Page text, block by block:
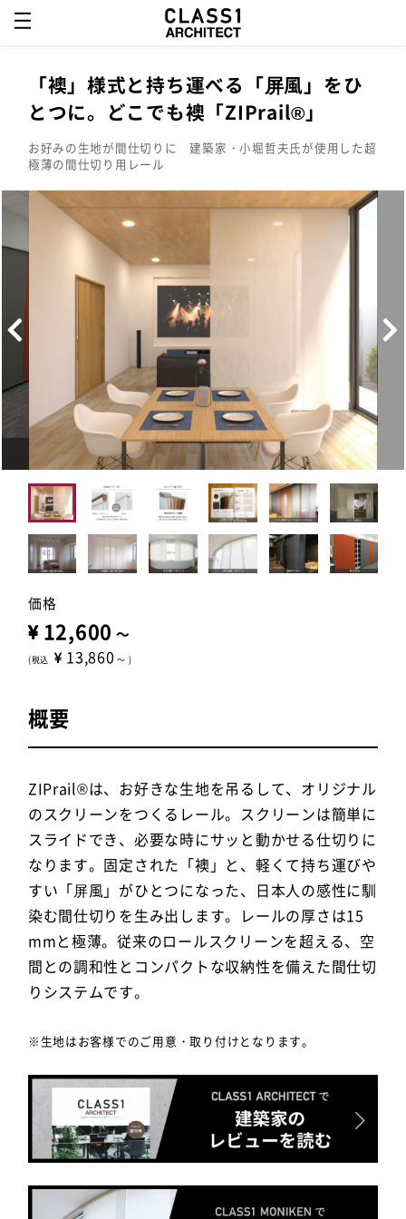
「襖」様式と持ち運べる「屏風」をひ
とつに。どこでも襖「ZIPrail®」
お好みの生地が間仕切りに 建築家・小堀哲夫氏が使用した超
極薄の間仕切り用レール
価格
12,600 ～
(税込 13,860 ～ )
概要
ZIPrail®は、お好きな生地を吊るして、オリジナル
のスクリーンをつくるレール。スクリーンは簡単に
スライドでき、必要な時にサッと動かせる仕切りに
なります。固定された「襖」と、軽くて持ち運びや
すい「屏風」がひとつになった、日本人の感性に馴
染む間仕切りを生み出します。レールの厚さは15
mmと極薄。従来のロールスクリーンを超える、空
間との調和性とコンパクトな収納性を備えた間仕切
りシステムです。
※生地はお客様でのご用意・取り付けとなります。